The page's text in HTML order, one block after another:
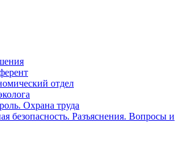
отдел
Охрана труда
безопасность. Разъяснения. Вопросы и